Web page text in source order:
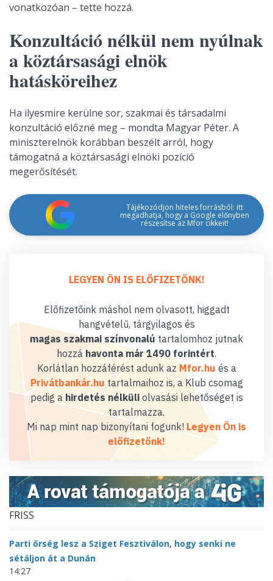
vonatkozóan – tette hozzá.
Konzultáció nélkül nem nyúlnak
a köztársasági elnök
hatásköreihez
Ha ilyesmire kerülne sor, szakmai és társadalmi
konzultáció előzné meg – mondta Magyar Péter. A
miniszterelnök korábban beszélt arról, hogy
támogatná a köztársasági elnöki pozíció
megerősítését.
Tájékozódjon hiteles forrásból: itt
megadhatja, hogy a Google előnyben
részesítse az Mfor cikkeit!
LEGYEN ÖN IS ELŐFIZETŐNK!
Előfizetőink máshol nem olvasott, higgadt
hangvételű, tárgyilagos és
magas szakmai színvonalú tartalomhoz jutnak
hozzáhavonta már 1490 forintért.
Korlátlan hozzáférést adunk az Mfor.hu és a
Privátbankár.hu tartalmaihoz is, a Klub csomag
pedig a hirdetés nélküliolvasási lehetőséget is
tartalmazza.
Mi nap mint nap bizonyítani fogunk! Legyen Ön is
előfizetőnk!
FRISS
Parti őrség lesz a Sziget Fesztiválon, hogy senki ne
sétáljon át a Dunán
14:27